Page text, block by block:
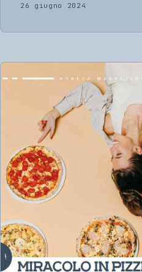
26 giugno 2024